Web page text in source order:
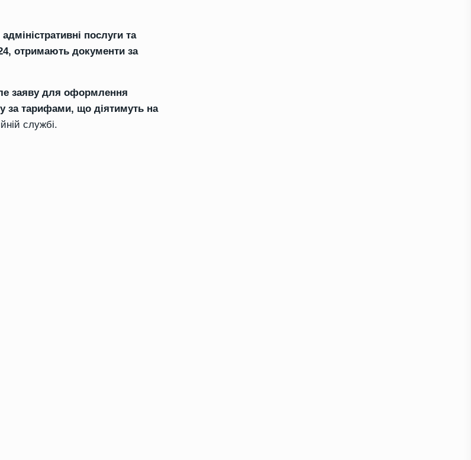
послуги та
отримають документи за
заяву для оформлення
за тарифами, що діятимуть на
службі.